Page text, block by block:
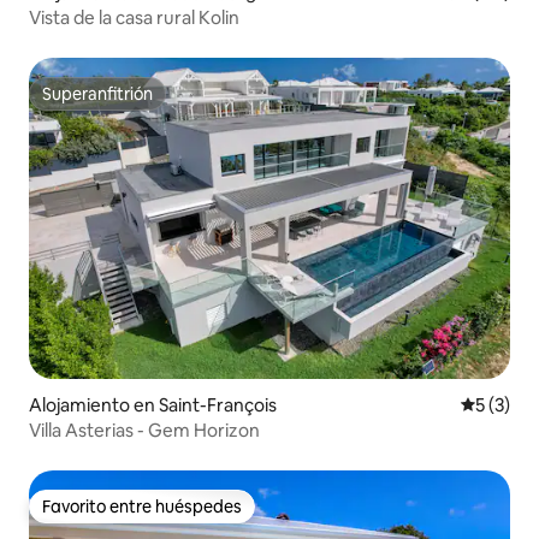
Vista de la casa rural Kolin
Superanfitrión
Superanfitrión
Alojamiento en Saint-François
5 (3)
Villa Asterias - Gem Horizon
Favorito entre huéspedes
Favorito entre huéspedes